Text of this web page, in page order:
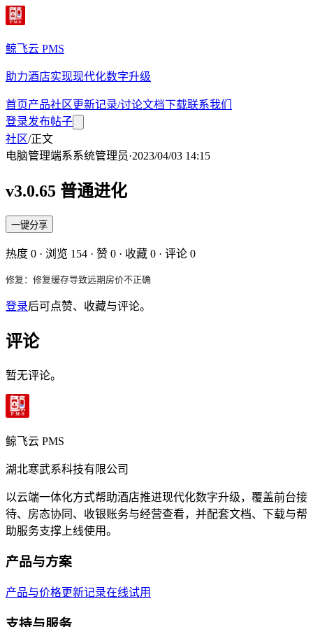
鲸飞云 PMS
助力酒店实现现代化数字升级
首页产品社区更新记录/讨论文档下载联系我们
登录发布帖子
社区/正文
电脑管理端系系统管理员·2023/04/03 14:15
v3.0.65 普通进化
一键分享
热度 0 · 浏览 154 · 赞 0 · 收藏 0 · 评论 0
修复：修复缓存导致远期房价不正确
登录后可点赞、收藏与评论。
评论
暂无评论。
鲸飞云 PMS
湖北寒武系科技有限公司
以云端一体化方式帮助酒店推进现代化数字升级，覆盖前台接
待、房态协同、收银账务与经营查看，并配套文档、下载与帮
助服务支撑上线使用。
产品与方案
产品与价格更新记录在线试用
支持与服务